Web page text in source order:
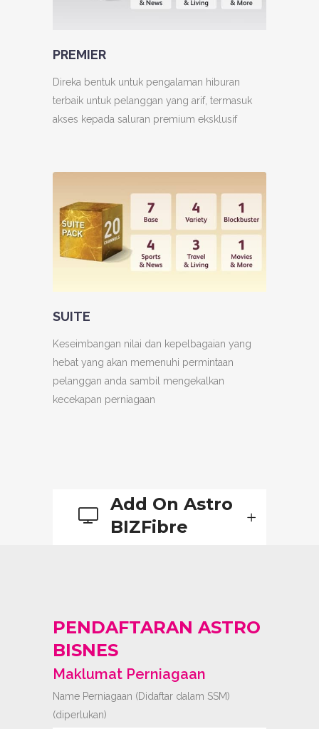
PREMIER
Direka bentuk untuk pengalaman hiburan
terbaik untuk pelanggan yang arif, termasuk
akses kepada saluran premium eksklusif
SUITE
Keseimbangan nilai dan kepelbagaian yang
hebat yang akan memenuhi permintaan
pelanggan anda sambil mengekalkan
kecekapan perniagaan
Add On Astro
BIZFibre
PENDAFTARAN ASTRO
BISNES
Maklumat Perniagaan
Name Perniagaan (Didaftar dalam SSM)
(diperlukan)